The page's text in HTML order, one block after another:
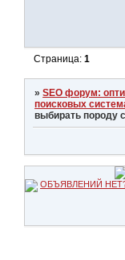
Страница:1
»SEO форум:
поисковых
выбирать породу